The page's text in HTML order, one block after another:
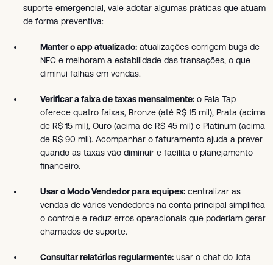
suporte emergencial, vale adotar algumas práticas que atuam
de forma preventiva:
Manter o app atualizado: atualizações corrigem bugs de
NFC e melhoram a estabilidade das transações, o que
diminui falhas em vendas.
Verificar a faixa de taxas mensalmente: o Fala Tap
oferece quatro faixas, Bronze (até R$ 15 mil), Prata (acima
de R$ 15 mil), Ouro (acima de R$ 45 mil) e Platinum (acima
de R$ 90 mil). Acompanhar o faturamento ajuda a prever
quando as taxas vão diminuir e facilita o planejamento
financeiro.
Usar o Modo Vendedor para equipes: centralizar as
vendas de vários vendedores na conta principal simplifica
o controle e reduz erros operacionais que poderiam gerar
chamados de suporte.
Consultar relatórios regularmente: usar o chat do Jota